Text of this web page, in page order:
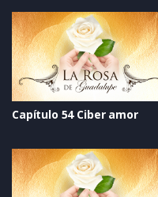
Capítulo 54 Ciber amor